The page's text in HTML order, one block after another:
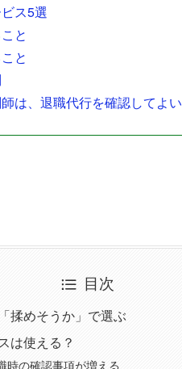
ス5選
と
と
は、退職代行を確認してよい
目次
揉めそうか」で選ぶ
は使える？
時の確認事項が増える